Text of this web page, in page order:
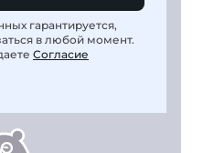
гарантируется,
в любой момент.
Согласие